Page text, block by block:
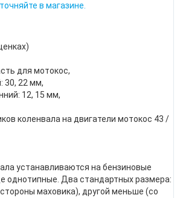
в магазине.
для мотокос,
30, 22 мм,
12, 15 мм,
коленвала на двигатели мотокос 43 /
устанавливаются на бензиновые
однотипные. Два стандартных размера:
маховика), другой меньше (со